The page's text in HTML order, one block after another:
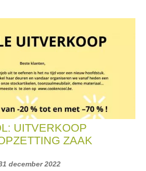
UITVERKOOP
ZAAK
december 2022